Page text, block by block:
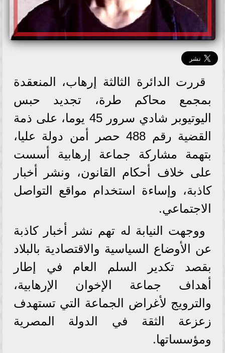
قررت الدائرة الثالثة إرهاب، المنعقدة
بمجمع محاكم طرة، تجديد حبس
اليوتيوبر شادي سرور 45 يوما، على ذمة
القضية رقم 488 حصر أمن دولة عليا،
بتهمة مشاركة جماعة إرهابية أسست
على خلاف أحكام القانون، ونشر أخبار
كاذبة، وإساءة استخدام مواقع التواصل
الاجتماعي.
ووجهت النيابة له تهم نشر أخبار كاذبة
عن الأوضاع السياسية والاقتصادية بالبلاد
بقصد تكدير السلم العام في إطار
أهداف جماعة الإخوان الإرهابية،
والترويج لأغراض الجماعة التي تستهدف
زعزعة الثقة في الدولة المصرية
ومؤسساتها.